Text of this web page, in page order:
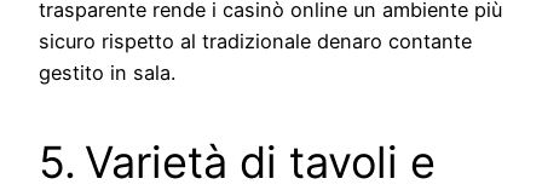
trasparente rende i casinò online un ambiente più
sicuro rispetto al tradizionale denaro contante
gestito in sala.
5. Varietà di tavoli e